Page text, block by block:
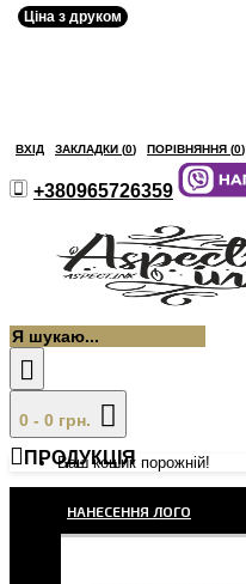
ВХІД ЗАКЛАДКИ (0) ПОРІВНЯННЯ (0)
+380965726359
0 - 0 грн.
Ваш кошик порожній!
ПРОДУКЦІЯ
НАНЕСЕННЯ ЛОГО
Ціна з друком